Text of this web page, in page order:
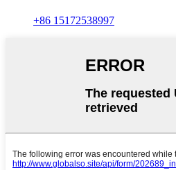
+86 15172538997